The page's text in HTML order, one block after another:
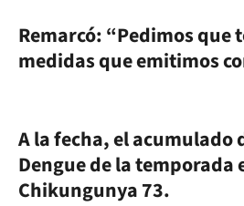
Remarcó: “Pedimos que
medidas que emitimos
A la fecha, el acumulado
Dengue de la temporada
Chikungunya 73.